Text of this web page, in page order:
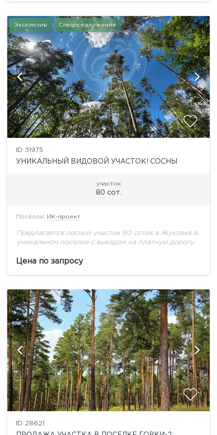
Эксклюзив Спецпредложение
ID 31975
УНИКАЛЬНЫЙ ВИДОВОЙ УЧАСТОК! СОСНЫ
участок
80 сот.
Посёлок: ИК-проект
Предлагается лесной участок 80 соток в Жуковке в
уникальном поселке с выездом на платную дорогу.
Цена по запросу
ID 28621